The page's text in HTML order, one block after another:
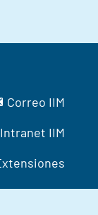
Correo IIM
Intranet IIM